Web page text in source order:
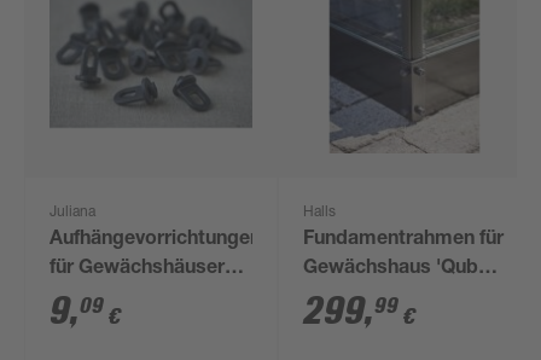
Juliana
Aufhängevorrichtungen
für Gewächshäuser
schwarz 20 Stück
9,09 €
Halls
Fundamentrahmen für
Gewächshaus 'Qube
610' 6,4 m²
299,99 €